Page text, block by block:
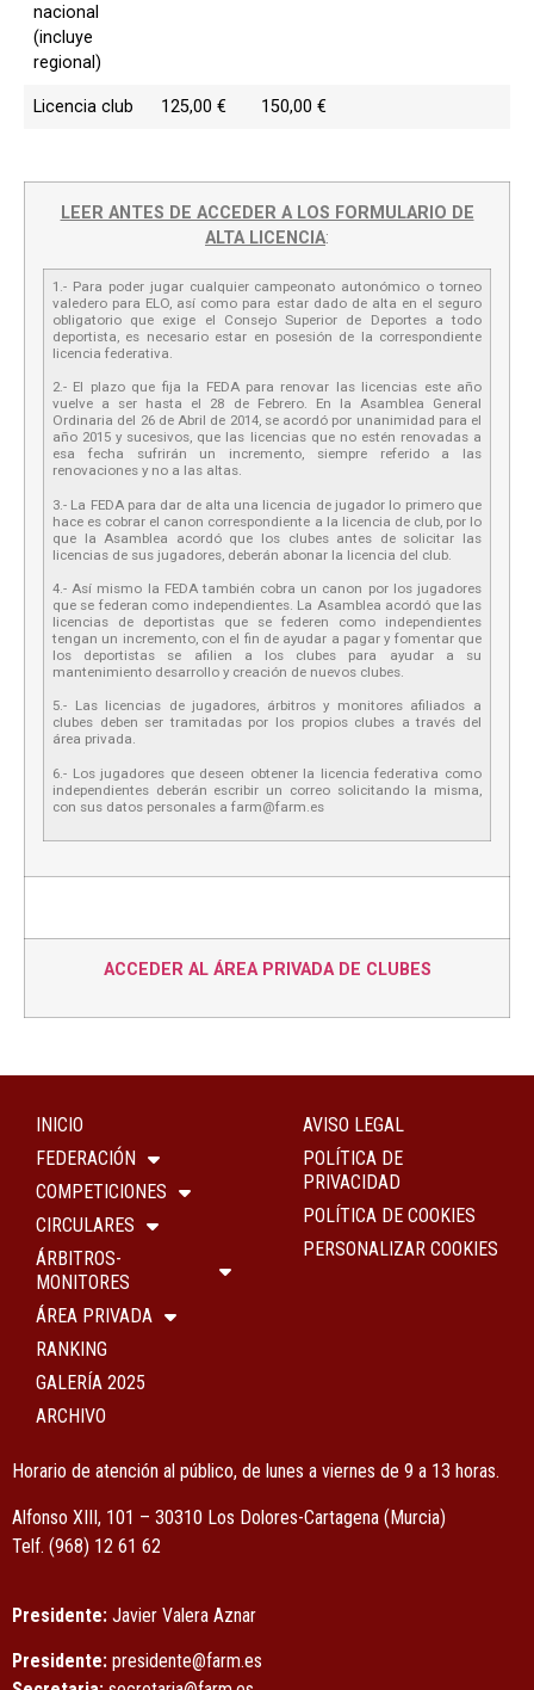
nacional
(incluye
regional)
Licencia club 125,00 € 150,00 €
LEER ANTES DE ACCEDER A LOS FORMULARIO DE
ALTA LICENCIA:
1.- Para poder jugar cualquier campeonato autonómico o torneo
valedero para ELO, así como para estar dado de alta en el seguro
obligatorio que exige el Consejo Superior de Deportes a todo
deportista, es necesario estar en posesión de la correspondiente
licencia federativa.
2.- El plazo que fija la FEDA para renovar las licencias este año
vuelve a ser hasta el 28 de Febrero. En la Asamblea General
Ordinaria del 26 de Abril de 2014, se acordó por unanimidad para el
año 2015 y sucesivos, que las licencias que no estén renovadas a
esa fecha sufrirán un incremento, siempre referido a las
renovaciones y no a las altas.
3.- La FEDA para dar de alta una licencia de jugador lo primero que
hace es cobrar el canon correspondiente a la licencia de club, por lo
que la Asamblea acordó que los clubes antes de solicitar las
licencias de sus jugadores, deberán abonar la licencia del club.
4.- Así mismo la FEDA también cobra un canon por los jugadores
que se federan como independientes. La Asamblea acordó que las
licencias de deportistas que se federen como independientes
tengan un incremento, con el fin de ayudar a pagar y fomentar que
los deportistas se afilien a los clubes para ayudar a su
mantenimiento desarrollo y creación de nuevos clubes.
5.- Las licencias de jugadores, árbitros y monitores afiliados a
clubes deben ser tramitadas por los propios clubes a través del
área privada.
6.- Los jugadores que deseen obtener la licencia federativa como
independientes deberán escribir un correo solicitando la misma,
con sus datos personales a farm@farm.es
ACCEDER AL ÁREA PRIVADA DE CLUBES
INICIO
FEDERACIÓN
COMPETICIONES
CIRCULARES
ÁRBITROS-
MONITORES
ÁREA PRIVADA
RANKING
GALERÍA 2025
ARCHIVO
AVISO LEGAL
POLÍTICA DE
PRIVACIDAD
POLÍTICA DE COOKIES
PERSONALIZAR COOKIES
Horario de atención al público, de lunes a viernes de 9 a 13 horas.
Alfonso XIII, 101 – 30310 Los Dolores-Cartagena (Murcia)
Telf. (968) 12 61 62
Presidente: Javier Valera Aznar
Presidente: presidente@farm.es